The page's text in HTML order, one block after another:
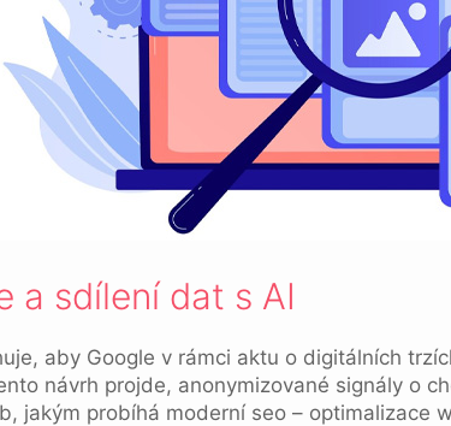
a sdílení dat s AI
aby Google v rámci aktu o digitálních
návrh projde, anonymizované signály o
jakým probíhá moderní seo –